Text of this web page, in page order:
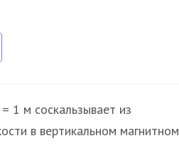
1 м соскальзывает из
в вертикальном магнитном